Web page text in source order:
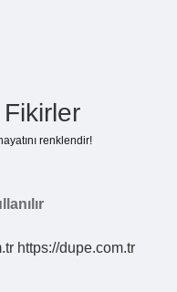
renklendir!
https://dupe.com.tr